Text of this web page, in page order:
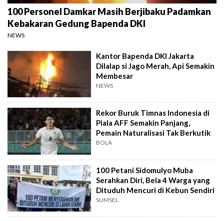
100 Personel Damkar Masih Berjibaku Padamkan
Kebakaran Gedung Bapenda DKI
NEWS
Kantor Bapenda DKI Jakarta
Dilalap si Jago Merah, Api Semakin
Membesar
NEWS
Rekor Buruk Timnas Indonesia di
Piala AFF Semakin Panjang,
Pemain Naturalisasi Tak Berkutik
BOLA
100 Petani Sidomulyo Muba
Serahkan Diri, Bela 4 Warga yang
Dituduh Mencuri di Kebun Sendiri
SUMSEL